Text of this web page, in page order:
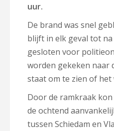
uur.
De brand was snel
blijft in elk geval tot
gesloten voor
worden gekeken naar
staat om te zien of het
Door de ramkraak
de ochtend
tussen Schiedam en